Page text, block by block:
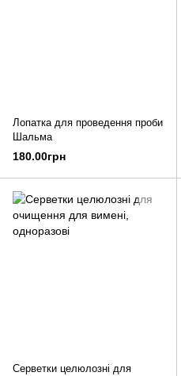
Лопатка для проведення проби
Шальма
180.00грн
Серветки целюлозні для